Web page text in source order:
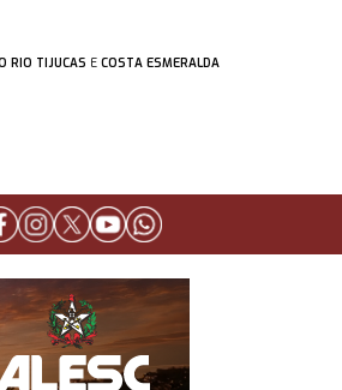
RIO TIJUCAS E COSTA ESMERALDA